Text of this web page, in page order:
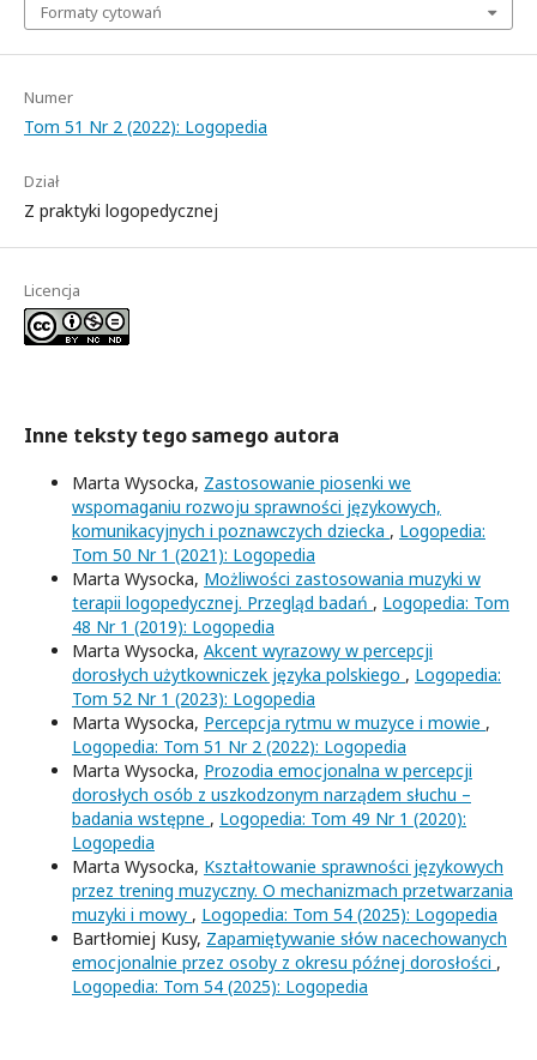
Formaty cytowań
Numer
Tom 51 Nr 2 (2022): Logopedia
Dział
Z praktyki logopedycznej
Licencja
Inne teksty tego samego autora
Marta Wysocka, Zastosowanie piosenki we
wspomaganiu rozwoju sprawności językowych,
komunikacyjnych i poznawczych dziecka , Logopedia:
Tom 50 Nr 1 (2021): Logopedia
Marta Wysocka, Możliwości zastosowania muzyki w
terapii logopedycznej. Przegląd badań , Logopedia: Tom
48 Nr 1 (2019): Logopedia
Marta Wysocka, Akcent wyrazowy w percepcji
dorosłych użytkowniczek języka polskiego , Logopedia:
Tom 52 Nr 1 (2023): Logopedia
Marta Wysocka, Percepcja rytmu w muzyce i mowie ,
Logopedia: Tom 51 Nr 2 (2022): Logopedia
Marta Wysocka, Prozodia emocjonalna w percepcji
dorosłych osób z uszkodzonym narządem słuchu –
badania wstępne , Logopedia: Tom 49 Nr 1 (2020):
Logopedia
Marta Wysocka, Kształtowanie sprawności językowych
przez trening muzyczny. O mechanizmach przetwarzania
muzyki i mowy , Logopedia: Tom 54 (2025): Logopedia
Bartłomiej Kusy, Zapamiętywanie słów nacechowanych
emocjonalnie przez osoby z okresu późnej dorosłości ,
Logopedia: Tom 54 (2025): Logopedia